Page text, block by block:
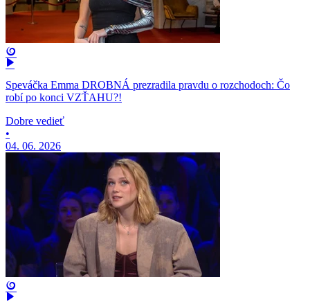
Speváčka Emma DROBNÁ prezradila pravdu o rozchodoch: Čo
robí po konci VZŤAHU?!
Dobre vedieť
•
04. 06. 2026